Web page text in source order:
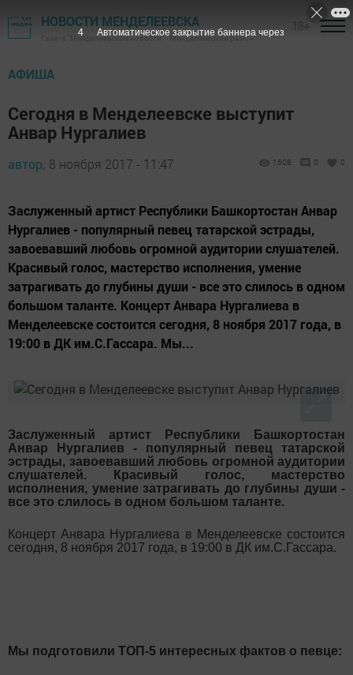
НОВОСТИ МЕНДЕЛЕЕВСКА
Газета "Менделеевские новости" - Менделеевский район
АФИША
Сегодня в Менделеевске выступит
Анвар Нургалиев
автор, 8 ноября 2017 - 11:47 1608 0 0
Заслуженный артист Республики Башкортостан Анвар
Нургалиев - популярный певец татарской эстрады,
завоевавший любовь огромной аудитории слушателей.
Красивый голос, мастерство исполнения, умение
затрагивать до глубины души - все это слилось в одном
большом таланте. Концерт Анвара Нургалиева в
Менделеевске состоится сегодня, 8 ноября 2017 года, в
19:00 в ДК им.С.Гассара. Мы...
Заслуженный артист Республики Башкортостан
Анвар Нургалиев - популярный певец татарской
эстрады, завоевавший любовь огромной аудитории
слушателей. Красивый голос, мастерство
исполнения, умение затрагивать до глубины души -
все это слилось в одном большом таланте.
Концерт Анвара Нургалиева в Менделеевске состоится
сегодня, 8 ноября 2017 года, в 19:00 в ДК им.С.Гассара.
Мы подготовили ТОП-5 интересных фактов о певце:
3 Автоматическое закрытие баннера через